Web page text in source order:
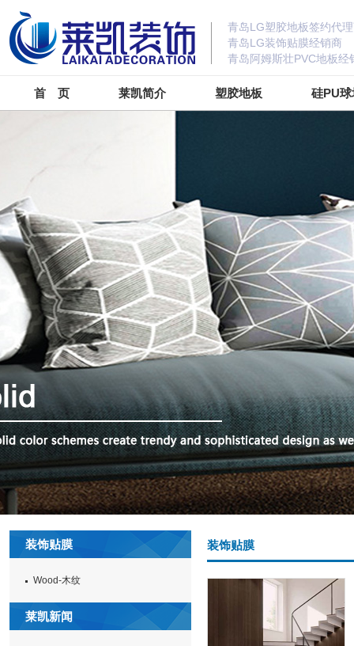
青岛LG塑胶地板签约代
青岛LG装饰贴膜经销商
青岛阿姆斯壮PVC地板经
首 页 莱凯简介 塑胶地板 硅PU球
装饰贴膜
Wood-木纹
莱凯新闻
装饰贴膜